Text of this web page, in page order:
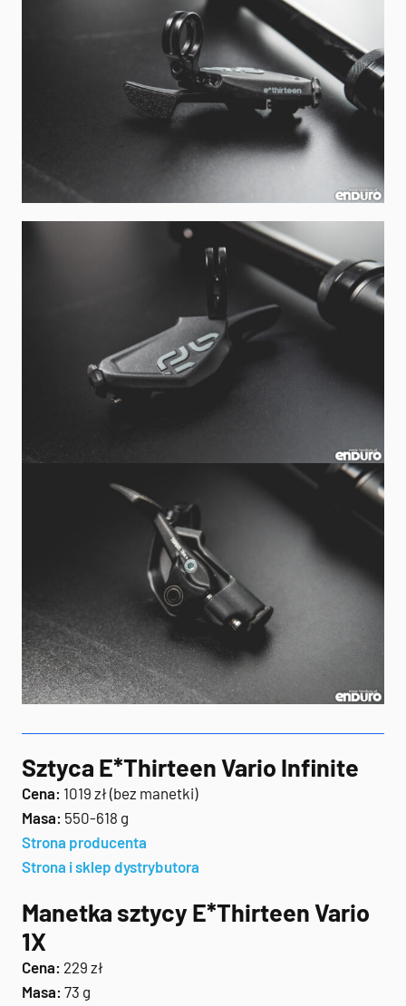
Sztyca E*Thirteen Vario Infinite
Cena: 1019 zł (bez manetki)
Masa: 550-618 g
Strona producenta
Strona i sklep dystrybutora
Manetka sztycy E*Thirteen Vario
1X
Cena: 229 zł
Masa: 73 g